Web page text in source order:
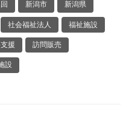
新潟市 新潟県
社会福祉法人 福祉施設
援 訪問販売
設